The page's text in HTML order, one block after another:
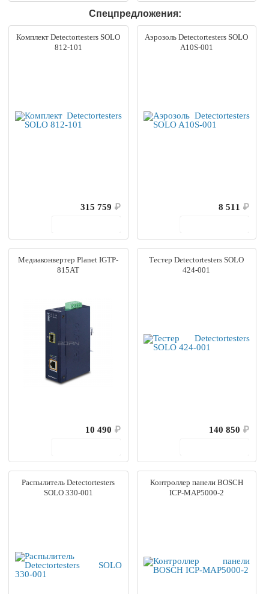
Спецпредложения:
Комплект Detectortesters SOLO
812-101
315 759 ₽
Аэрозоль Detectortesters SOLO
A10S-001
8 511 ₽
Медиаконвертер Planet IGTP-
815AT
10 490 ₽
Тестер Detectortesters SOLO
424-001
140 850 ₽
Распылитель Detectortesters
SOLO 330-001
Контроллер панели BOSCH
ICP-MAP5000-2